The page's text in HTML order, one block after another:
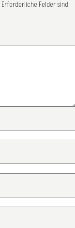
Erforderliche Felder sind